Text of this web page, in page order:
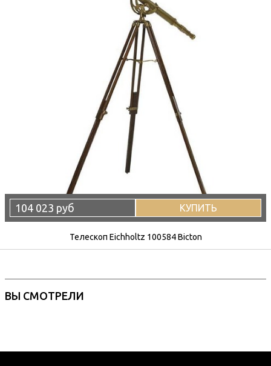
104 023 руб КУПИТЬ
Телескоп Eichholtz 100584 Bicton
ВЫ СМОТРЕЛИ